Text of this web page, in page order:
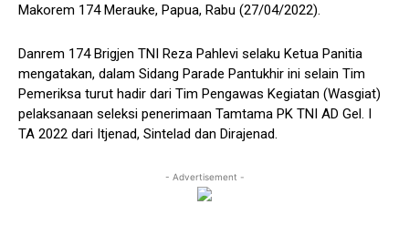
Makorem 174 Merauke, Papua, Rabu (27/04/2022).
Danrem 174 Brigjen TNI Reza Pahlevi selaku Ketua Panitia
mengatakan, dalam Sidang Parade Pantukhir ini selain Tim
Pemeriksa turut hadir dari Tim Pengawas Kegiatan (Wasgiat)
pelaksanaan seleksi penerimaan Tamtama PK TNI AD Gel. I
TA 2022 dari Itjenad, Sintelad dan Dirajenad.
- Advertisement -